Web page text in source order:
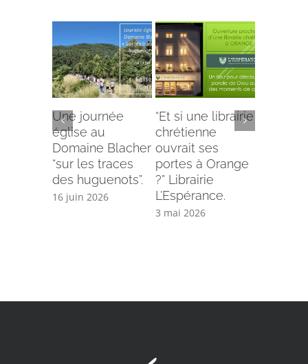
Une journée
église au
Domaine Blacher
“sur les traces
des huguenots”.
16 juin 2026
“Et si une librairie
chrétienne
ouvrait ses
portes à Orange
?” Librairie
L’Espérance.
3 mai 2026